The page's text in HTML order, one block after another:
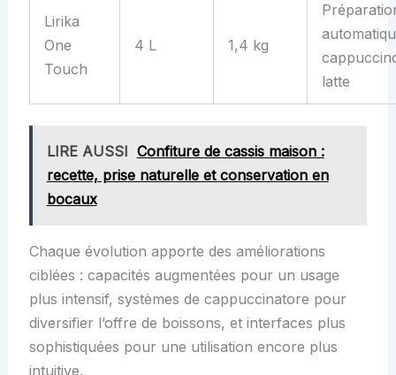
Lirika
One
Touch
4 L 1,4 kg
latte
LIRE AUSSI Confiture de cassis maison :
recette, prise naturelle et conservation en
bocaux
Chaque évolution apporte des améliorations
ciblées : capacités augmentées pour un usage
plus intensif, systèmes de cappuccinatore pour
diversifier l’offre de boissons, et interfaces plus
sophistiquées pour une utilisation encore plus
intuitive.